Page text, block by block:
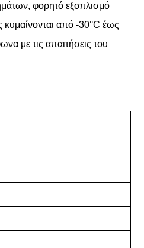
φορητό εξοπλισμό
από -30°C έως
με τις απαιτήσεις του